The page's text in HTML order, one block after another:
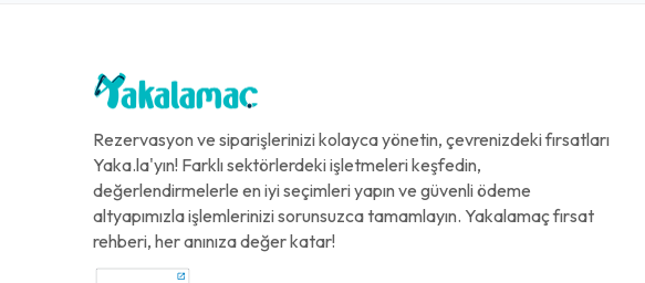
Rezervasyon ve siparişlerinizi kolayca yönetin, çevrenizdeki fırsatları
Yaka.la'yın! Farklı sektörlerdeki işletmeleri keşfedin,
değerlendirmelerle en iyi seçimleri yapın ve güvenli ödeme
altyapımızla işlemlerinizi sorunsuzca tamamlayın. Yakalamaç fırsat
rehberi, her anınıza değer katar!